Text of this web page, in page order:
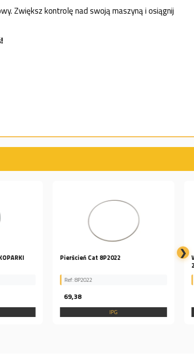
Zwiększ kontrolę nad swoją maszyną i osiągnij
WTRYSKIWACZ CAT PERKINS
Ref: 2645A735
1 131,60
❯